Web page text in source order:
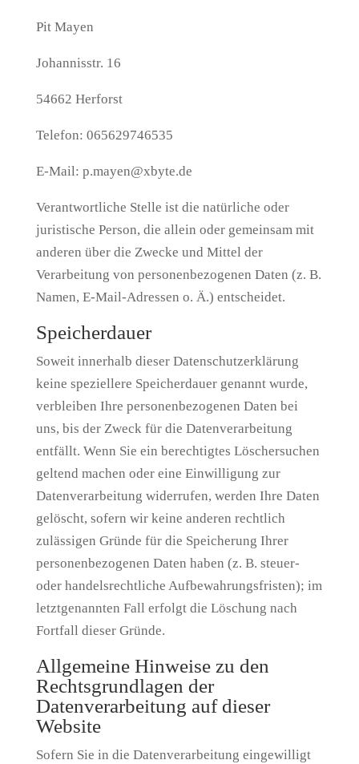
Pit Mayen
Johannisstr. 16
54662 Herforst
Telefon: 065629746535
E-Mail: p.mayen@xbyte.de
Verantwortliche Stelle ist die natürliche oder
juristische Person, die allein oder gemeinsam mit
anderen über die Zwecke und Mittel der
Verarbeitung von personenbezogenen Daten (z. B.
Namen, E-Mail-Adressen o. Ä.) entscheidet.
Speicherdauer
Soweit innerhalb dieser Datenschutzerklärung
keine speziellere Speicherdauer genannt wurde,
verbleiben Ihre personenbezogenen Daten bei
uns, bis der Zweck für die Datenverarbeitung
entfällt. Wenn Sie ein berechtigtes Löschersuchen
geltend machen oder eine Einwilligung zur
Datenverarbeitung widerrufen, werden Ihre Daten
gelöscht, sofern wir keine anderen rechtlich
zulässigen Gründe für die Speicherung Ihrer
personenbezogenen Daten haben (z. B. steuer-
oder handelsrechtliche Aufbewahrungsfristen); im
letztgenannten Fall erfolgt die Löschung nach
Fortfall dieser Gründe.
Allgemeine Hinweise zu den
Rechtsgrundlagen der
Datenverarbeitung auf dieser
Website
Sofern Sie in die Datenverarbeitung eingewilligt